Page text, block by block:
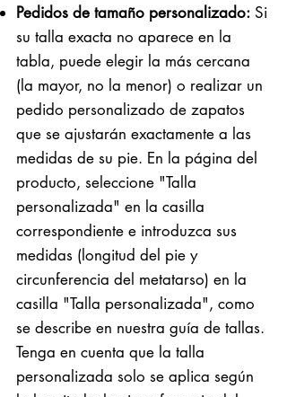
Pedidos de tamaño personalizado: Si
su talla exacta no aparece en la
tabla, puede elegir la más cercana
(la mayor, no la menor) o realizar un
pedido personalizado de zapatos
que se ajustarán exactamente a las
medidas de su pie. En la página del
producto, seleccione "Talla
personalizada" en la casilla
correspondiente e introduzca sus
medidas (longitud del pie y
circunferencia del metatarso) en la
casilla "Talla personalizada", como
se describe en nuestra guía de tallas.
Tenga en cuenta que la talla
personalizada solo se aplica según